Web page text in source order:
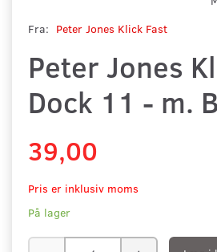
Fra: Peter Jones Klick Fast
Peter Jones
Dock 11 - m.
39,00
Pris er inklusiv moms
På lager